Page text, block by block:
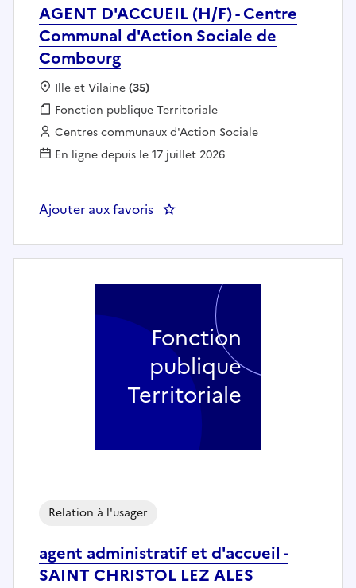
AGENT D'ACCUEIL (H/F) - Centre
Communal d'Action Sociale de
Combourg
Localisation :
Ille et Vilaine(35)
Fonction publique :
Fonction publique Territoriale
Employeur :
Centres communaux d'Action Sociale
En ligne depuis le 17 juillet 2026
Ajouter aux favoris : AGENT D'ACCUEIL (H/F) -
agent administratif et d'accueil -
SAINT CHRISTOL LEZ ALES
Relation à l'usager
Fonction
publique
Territoriale